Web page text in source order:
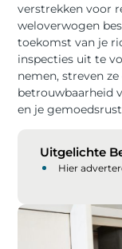
verstrekken voor
weloverwogen
toekomst van je
inspecties uit te
nemen, streven
betrouwbaarheid
en je
Uitgelichte
Hier